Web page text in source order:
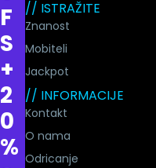
F
S
+
2
0
%
// ISTRAŽITE
Znanost
Mobiteli
Jackpot
// INFORMACIJE
Kontakt
O nama
Odricanje